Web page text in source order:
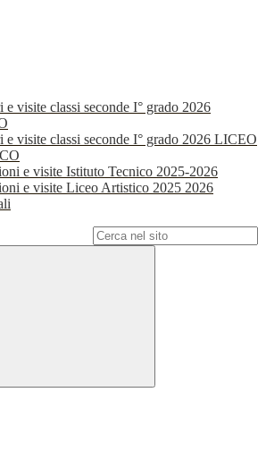
e visite classi seconde I° grado 2026
e visite classi seconde I° grado 2026 LICEO
e visite Istituto Tecnico 2025-2026
e visite Liceo Artistico 2025 2026